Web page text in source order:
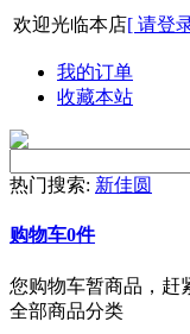
欢迎光临本店[ 请登
我的订单
收藏本站
热门搜索: 新佳圆
购物车0件
您购物车暂商品，赶
全部商品分类